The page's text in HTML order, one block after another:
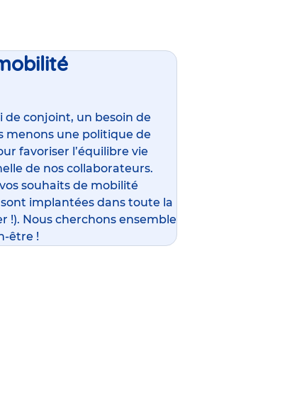
conjoint, un besoin de
menons une politique de
favoriser l’équilibre vie
de nos collaborateurs.
souhaits de mobilité
implantées dans toute la
!). Nous cherchons ensemble
être !